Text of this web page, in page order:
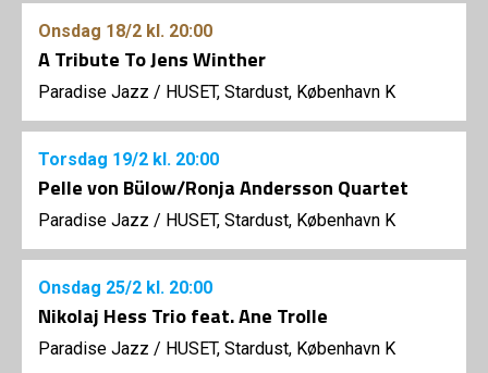
Onsdag 18/2 kl. 20:00
A Tribute To Jens Winther
Paradise Jazz / HUSET, Stardust, København K
Torsdag 19/2 kl. 20:00
Pelle von Bülow/Ronja Andersson Quartet
Paradise Jazz / HUSET, Stardust, København K
Onsdag 25/2 kl. 20:00
Nikolaj Hess Trio feat. Ane Trolle
Paradise Jazz / HUSET, Stardust, København K